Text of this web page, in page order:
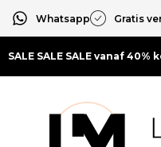
Whatsapp Gratis
SALE SALE SALE vanaf 40%